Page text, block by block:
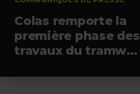
Colas remporte la
première phase des
travaux du tramway
d’Helsinki, à la tête